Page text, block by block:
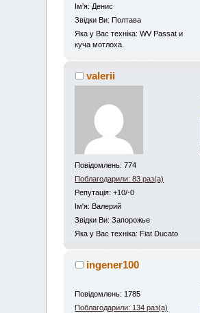
Iм'я: Денис
Звідки Ви: Полтава
Яка у Вас техніка: WV Passat и
куча мотлоха.
valerii
Повідомлень: 774
Поблагодарили: 83 раз(а)
Репутація: +10/-0
Iм'я: Валерий
Звідки Ви: Запорожье
Яка у Вас техніка: Fiat Ducato
ingener100
Повідомлень: 1785
Поблагодарили: 134 раз(а)